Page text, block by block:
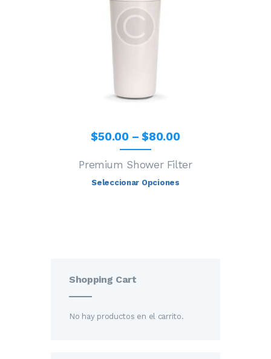
$50.00 – $80.00
Premium Shower Filter
Seleccionar Opciones
Shopping Cart
No hay productos en el carrito.